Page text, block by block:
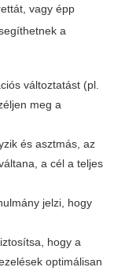
vagy épp
a
változtatást (pl.
meg a
és asztmás, az
a cél a teljes
jelzi, hogy
hogy a
optimálisan